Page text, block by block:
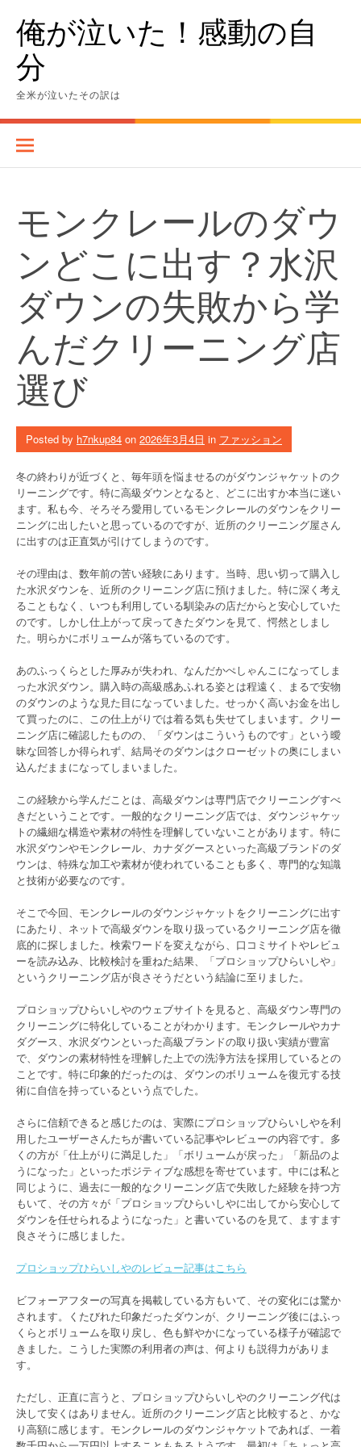
content俺が泣いた！感動の自
分
全米が泣いたその訳は
モンクレールのダウ
ンどこに出す？水沢
ダウンの失敗から学
んだクリーニング店
選び
Posted by h7nkup84 on 2026年3月4日 in ファッション
冬の終わりが近づくと、毎年頭を悩ませるのがダウンジャケットのク
リーニングです。特に高級ダウンとなると、どこに出すか本当に迷い
ます。私も今、そろそろ愛用しているモンクレールのダウンをクリー
ニングに出したいと思っているのですが、近所のクリーニング屋さん
に出すのは正直気が引けてしまうのです。
その理由は、数年前の苦い経験にあります。当時、思い切って購入し
た水沢ダウンを、近所のクリーニング店に預けました。特に深く考え
ることもなく、いつも利用している馴染みの店だからと安心していた
のです。しかし仕上がって戻ってきたダウンを見て、愕然としまし
た。明らかにボリュームが落ちているのです。
あのふっくらとした厚みが失われ、なんだかぺしゃんこになってしま
った水沢ダウン。購入時の高級感あふれる姿とは程遠く、まるで安物
のダウンのような見た目になっていました。せっかく高いお金を出し
て買ったのに、この仕上がりでは着る気も失せてしまいます。クリー
ニング店に確認したものの、「ダウンはこういうものです」という曖
昧な回答しか得られず、結局そのダウンはクローゼットの奥にしまい
込んだままになってしまいました。
この経験から学んだことは、高級ダウンは専門店でクリーニングすべ
きだということです。一般的なクリーニング店では、ダウンジャケッ
トの繊細な構造や素材の特性を理解していないことがあります。特に
水沢ダウンやモンクレール、カナダグースといった高級ブランドのダ
ウンは、特殊な加工や素材が使われていることも多く、専門的な知識
と技術が必要なのです。
そこで今回、モンクレールのダウンジャケットをクリーニングに出す
にあたり、ネットで高級ダウンを取り扱っているクリーニング店を徹
底的に探しました。検索ワードを変えながら、口コミサイトやレビュ
ーを読み込み、比較検討を重ねた結果、「プロショップひらいしや」
というクリーニング店が良さそうだという結論に至りました。
プロショップひらいしやのウェブサイトを見ると、高級ダウン専門の
クリーニングに特化していることがわかります。モンクレールやカナ
ダグース、水沢ダウンといった高級ブランドの取り扱い実績が豊富
で、ダウンの素材特性を理解した上での洗浄方法を採用しているとの
ことです。特に印象的だったのは、ダウンのボリュームを復元する技
術に自信を持っているという点でした。
さらに信頼できると感じたのは、実際にプロショップひらいしやを利
用したユーザーさんたちが書いている記事やレビューの内容です。多
くの方が「仕上がりに満足した」「ボリュームが戻った」「新品のよ
うになった」といったポジティブな感想を寄せています。中には私と
同じように、過去に一般的なクリーニング店で失敗した経験を持つ方
もいて、その方々が「プロショップひらいしやに出してから安心して
ダウンを任せられるようになった」と書いているのを見て、ますます
良さそうに感じました。
プロショップひらいしやのレビュー記事はこちら
ビフォーアフターの写真を掲載している方もいて、その変化には驚か
されます。くたびれた印象だったダウンが、クリーニング後にはふっ
くらとボリュームを取り戻し、色も鮮やかになっている様子が確認で
きました。こうした実際の利用者の声は、何よりも説得力がありま
す。
ただし、正直に言うと、プロショップひらいしやのクリーニング代は
決して安くはありません。近所のクリーニング店と比較すると、かな
り高額に感じます。モンクレールのダウンジャケットであれば、一着